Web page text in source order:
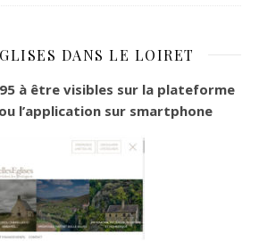
DANS LE LOIRET
à être visibles sur la plateforme
l’application sur smartphone